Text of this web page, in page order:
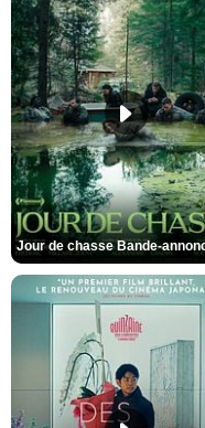
Jour de chasse Bande-